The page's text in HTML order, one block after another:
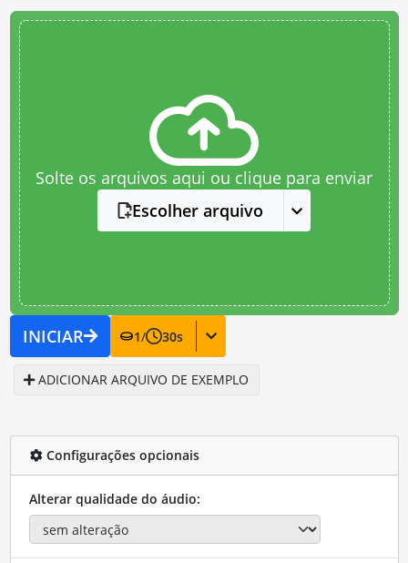
Solte os arquivos aqui ou clique para enviar
Escolher arquivo
INICIAR 1/ 30s
ADICIONAR ARQUIVO DE EXEMPLO
Configurações opcionais
Alterar qualidade do áudio: